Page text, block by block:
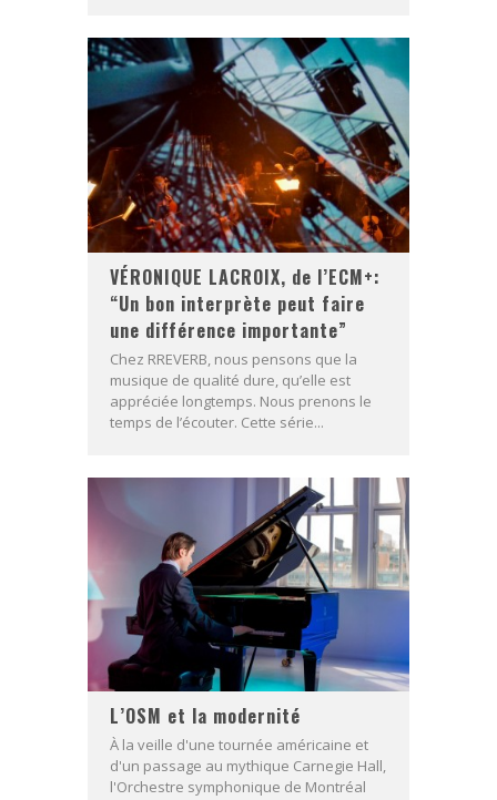
VÉRONIQUE LACROIX, de l’ECM+:
“Un bon interprète peut faire
une différence importante”
Chez RREVERB, nous pensons que la
musique de qualité dure, qu’elle est
appréciée longtemps. Nous prenons le
temps de l’écouter. Cette série...
L’OSM et la modernité
À la veille d'une tournée américaine et
d'un passage au mythique Carnegie Hall,
l'Orchestre symphonique de Montréal